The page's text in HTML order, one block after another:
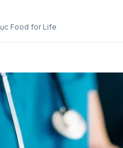
Food for Life